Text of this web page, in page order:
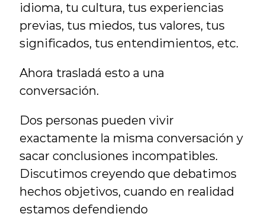
idioma, tu cultura, tus experiencias
previas, tus miedos, tus valores, tus
significados, tus entendimientos, etc.
Ahora trasladá esto a una
conversación.
Dos personas pueden vivir
exactamente la misma conversación y
sacar conclusiones incompatibles.
Discutimos creyendo que debatimos
hechos objetivos, cuando en realidad
estamos defendiendo